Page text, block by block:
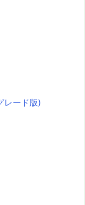
レード版)